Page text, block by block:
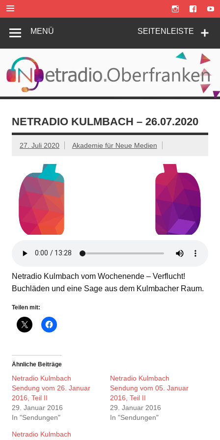
Inhalt
springen
SEITENLEISTE
MENÜ
NETRADIO KULMBACH – 26.07.2020
27. Juli 2020 Akademie für Neue Medien
Netradio Kulmbach vom Wochenende – Verflucht!
Buchläden und eine Sage aus dem Kulmbacher Raum.
Teilen mit:
Ähnliche Beiträge
Netradio Kulmbach
Sendung vom 26. Januar
2016, Teil II
29. Januar 2016
In "Sendungen"
Netradio Kulmbach
Sendung vom 05. Januar
2016, Teil II
29. Januar 2016
In "Sendungen"
Netradio Kulmbach